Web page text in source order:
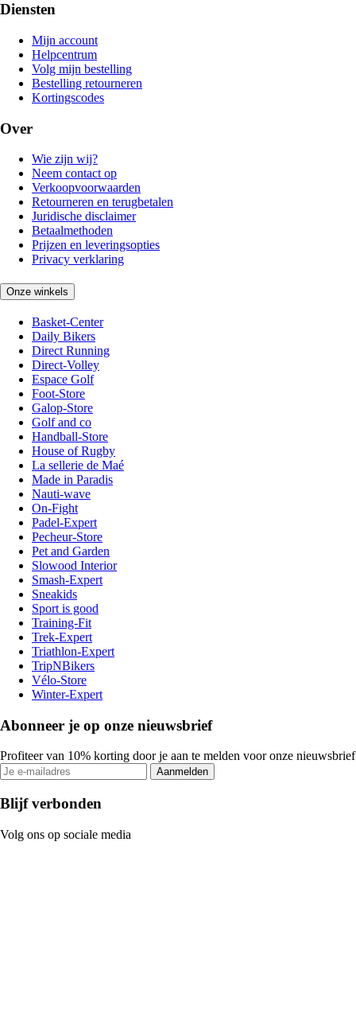
Diensten
Mijn account
Helpcentrum
Volg mijn bestelling
Bestelling retourneren
Kortingscodes
Over
Wie zijn wij?
Neem contact op
Verkoopvoorwaarden
Retourneren en terugbetalen
Juridische disclaimer
Betaalmethoden
Prijzen en leveringsopties
Privacy verklaring
Onze winkels
Basket-Center
Daily Bikers
Direct Running
Direct-Volley
Espace Golf
Foot-Store
Galop-Store
Golf and co
Handball-Store
House of Rugby
La sellerie de Maé
Made in Paradis
Nauti-wave
On-Fight
Padel-Expert
Pecheur-Store
Pet and Garden
Slowood Interior
Smash-Expert
Sneakids
Sport is good
Training-Fit
Trek-Expert
Triathlon-Expert
TripNBikers
Vélo-Store
Winter-Expert
Abonneer je op onze nieuwsbrief
Profiteer van 10% korting door je aan te melden voor onze nieuwsbrief
Aanmelden
Blijf verbonden
Volg ons op sociale media